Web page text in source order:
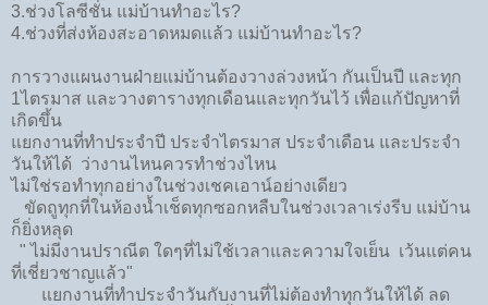
3.ช่วงโลซีชั่น แม่บ้านทำอะไร?
4.ช่วงที่ส่งห้องสะอาดหมดแล้ว​ แม่บ้านทำอะไร?
การวางแผนงานฝ่ายแม่บ้าน​ต้องวางล่วงหน้า​ กันเป็น​ปี​ และทุก​
1ไตรมาส​ และวางตารางทุกเดือน​และทุกวัน​ไว้​ เพื่อแก้ปัญหาที่
เกิดขึ้น​
แยกงานที่ทำประจำปี​ ประจำไตรมาส​ ประจำเดือน​ และประจำ
วันให้ได้ ว่างานไหน​ควรทำช่วงไหน​
ไม่ใช่รอทำทุกอย่างในช่วงเชคเอา​น์​อย่างเดีย​ว
ขัดถูทุกที่ในห้องน้ำ​เช็ดทุกซอกหลืบ​ในช่วงเวลา​เร่งรีบ​ แม่บ้าน
ก็ยิ่งหลุด​
" ไม่มีงานปราณีต​ ใดๆ​ที่ไม่ใช้เวลา​และความใจเย็น​ เว้นแต่คน
ที่เชี่ยวชาญแล้ว"
แยกงานที่ทำประจำวันกับงานที่ไม่ต้องทำทุกวันให้ได้ ลด